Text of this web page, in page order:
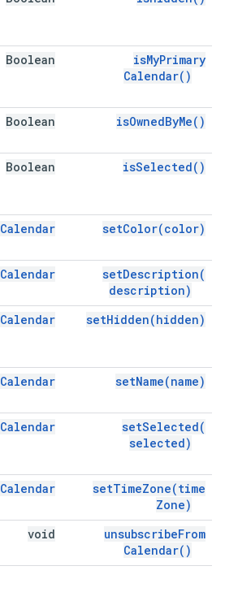
isMyPrimary
Calendar( )
Boolean
isOwnedByMe( )
Boolean
isSelected( )
Boolean
setColor(color)
Calendar
setDescription(
description)
Calendar
setHidden(hidden)
Calendar
setName(name)
Calendar
setSelected(
selected)
Calendar
setTimeZone(time
Zone)
Calendar
unsubscribeFrom
Calendar( )
void